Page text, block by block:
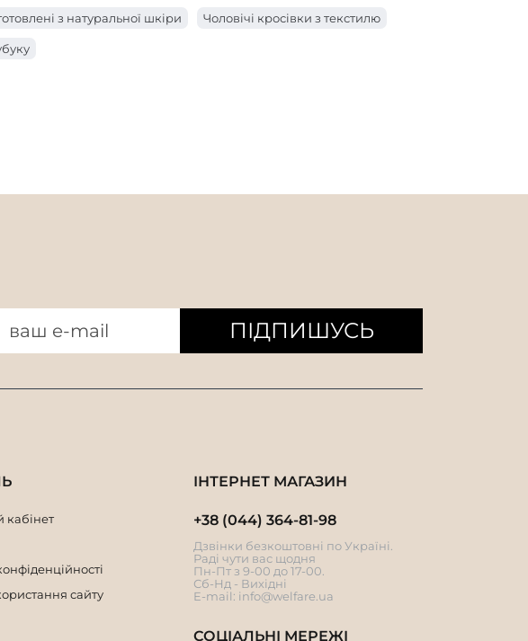
з натуральної шкіри Чоловічі кросівки з текстилю
ПІДПИШУСЬ
кабінет
сайту
ІНТЕРНЕТ МАГАЗИН
+38 (044) 364-81-98
Дзвінки безкоштовні по Україні.
Раді чути вас щодня
Пн-Пт з 9-00 до 17-00.
Сб-Нд - Вихідні
E-mail: info@welfare.ua
СОЦІАЛЬНІ МЕРЕЖІ